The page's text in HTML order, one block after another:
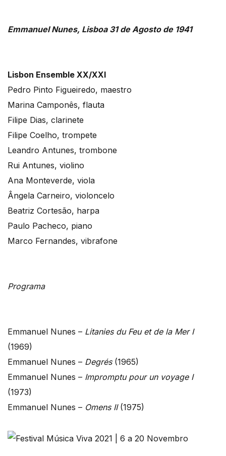
Emmanuel Nunes, Lisboa 31 de Agosto de 1941
Lisbon Ensemble XX/XXI
Pedro Pinto Figueiredo, maestro
Marina Camponês, flauta
Filipe Dias, clarinete
Filipe Coelho, trompete
Leandro Antunes, trombone
Rui Antunes, violino
Ana Monteverde, viola
Ângela Carneiro, violoncelo
Beatriz Cortesão, harpa
Paulo Pacheco, piano
Marco Fernandes, vibrafone
Programa
Emmanuel Nunes – Litanies du Feu et de la Mer I
(1969)
Emmanuel Nunes – Degrés (1965)
Emmanuel Nunes – Impromptu pour un voyage I
(1973)
Emmanuel Nunes – Omens II(1975)